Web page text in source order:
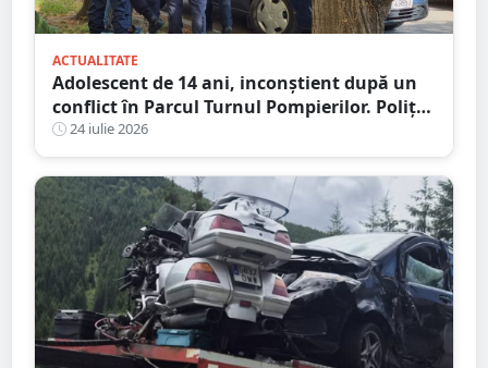
ACTUALITATE
Adolescent de 14 ani, inconștient după un
conflict în Parcul Turnul Pompierilor. Poliția
a deschis dosar penal
24 iulie 2026